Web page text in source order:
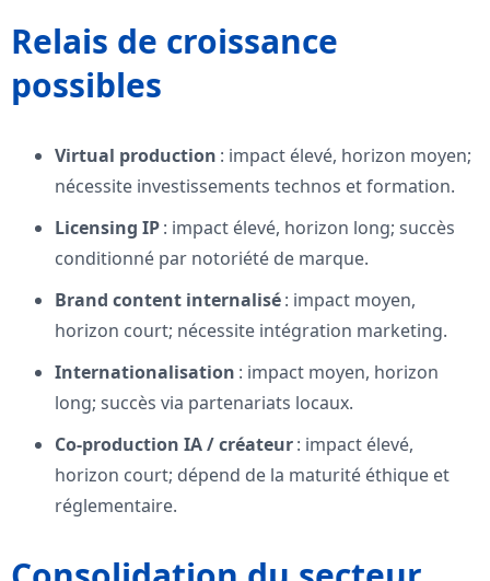
Relais de croissance
possibles
Virtual production : impact élevé, horizon moyen;
nécessite investissements technos et formation.
Licensing IP: impact élevé, horizon long; succès
conditionné par notoriété de marque.
Brand content internalisé: impact moyen,
horizon court; nécessite intégration marketing.
Internationalisation : impact moyen, horizon
long; succès via partenariats locaux.
Co‑production IA / créateur: impact élevé,
horizon court; dépend de la maturité éthique et
réglementaire.